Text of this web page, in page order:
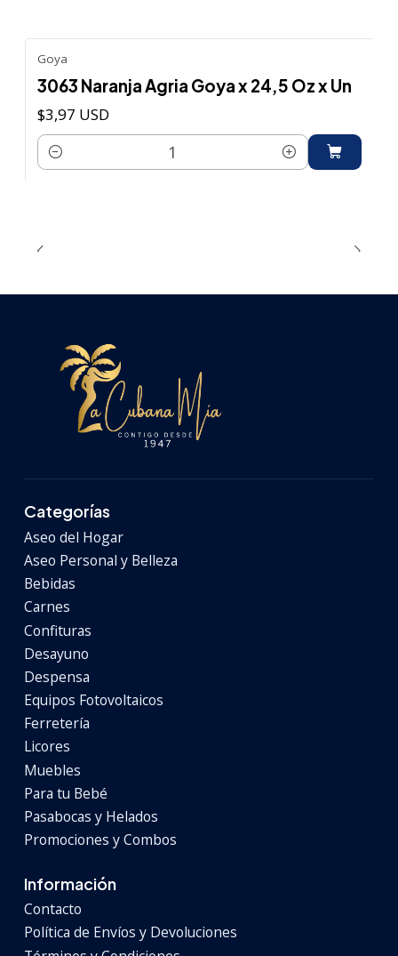
Goya
3063 Naranja Agria Goya x 24,5 Oz x Un
$3,97 USD
Cantidad
Categorías
Aseo del Hogar
Aseo Personal y Belleza
Bebidas
Carnes
Confituras
Desayuno
Despensa
Equipos Fotovoltaicos
Ferretería
Licores
Muebles
Para tu Bebé
Pasabocas y Helados
Promociones y Combos
Información
Contacto
Política de Envíos y Devoluciones